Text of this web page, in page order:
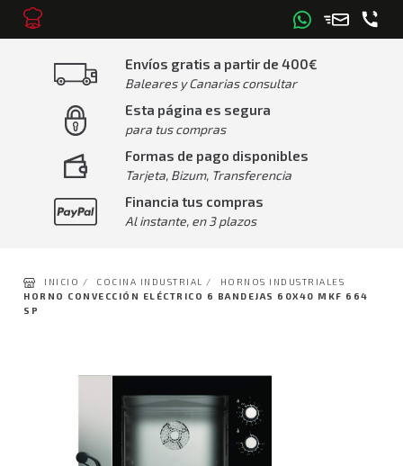
Envíos gratis a partir de 400€
Baleares y Canarias consultar
Esta página es segura
para tus compras
Formas de pago disponibles
Tarjeta, Bizum, Transferencia
Financia tus compras
Al instante, en 3 plazos
INICIO / COCINA INDUSTRIAL /
HORNOS INDUSTRIALES
HORNO CONVECCIÓN ELÉCTRICO 6 BANDEJAS 60X40 MKF 664
SP